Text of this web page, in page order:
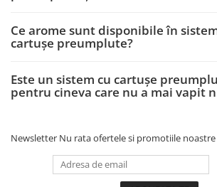
Ce arome sunt disponibile în
cartușe preumplute?
Este un sistem cu cartușe
pentru cineva care nu a mai vapit
Newsletter Nu rata ofertele si promotiile noastre